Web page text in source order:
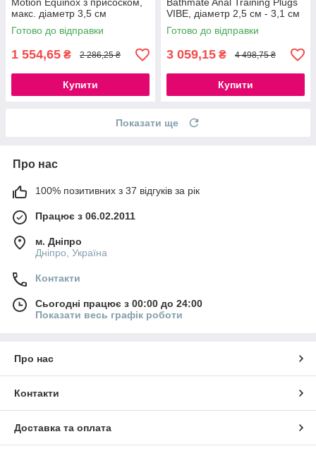
Motion Equinox з присоском,
макс. діаметр 3,5 см
777Store.com.ua
Готово до відправки
1 554,65 ₴ 2 286,25 ₴
Купити
Bathmate Anal Training Plugs
VIBE, діаметр 2,5 см - 3,1 см
- 3,8 см 777Store.com.ua
Готово до відправки
3 059,15 ₴ 4 498,75 ₴
Купити
Показати ще
Про нас
100% позитивних з 37 відгуків за рік
Працює з 06.02.2011
м. Дніпро
Дніпро, Україна
Контакти
Сьогодні працює з 00:00 до 24:00
Показати весь графік роботи
Про нас
Контакти
Доставка та оплата